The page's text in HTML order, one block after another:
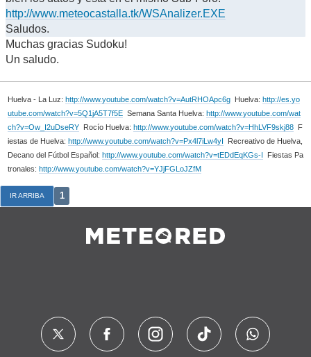
http://www.meteocastalla.tk/WSAnalizer.EXE
Saludos.
Muchas gracias Sudoku!
Un saludo.
Huelva - La Luz: http://www.youtube.com/watch?v=AutRHOApc6gHuelva: http://es.yo
utube.com/watch?v=5Q1jA5T7f5ESemana Santa Huelva: http://www.youtube.com/wat
ch?v=Ow_I2uDseRYRocío Huelva: http://www.youtube.com/watch?v=HhLVF9skj88F
iestas de Huelva: http://www.youtube.com/watch?v=Px4l7iLw4yI Recreativo de Huelva,
Decano del Fútbol Español: http://www.youtube.com/watch?v=tEDdEqKGs-I Fiestas Pa
tronales: http://www.youtube.com/watch?v=YJjFGLoJZfM
IR ARRIBA 1